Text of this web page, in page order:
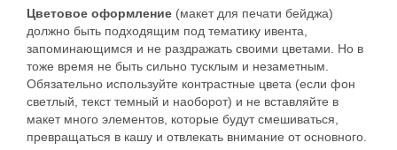
Read More
находить
необходимую
информацию о
выступлениях и…
Read More
Read More
повреждения или
плохой…
Read More
мероприятия.…
Read More
Цветовое оформление (макет для печати бейджа)
должно быть подходящим под тематику ивента,
запоминающимся и не раздражать своими цветами. Но в
тоже время не быть сильно тусклым и незаметным.
Обязательно используйте контрастные цвета (если фон
светлый, текст темный и наоборот) и не вставляйте в
макет много элементов, которые будут смешиваться,
превращаться в кашу и отвлекать внимание от основного.